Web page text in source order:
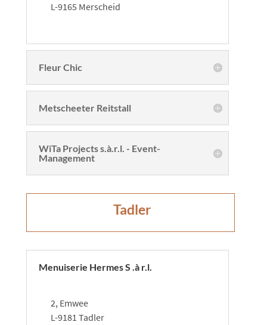
L-9165 Merscheid
Fleur Chic
Metscheeter Reitstall
WiTa Projects s.à.r.l. - Event-
Management
​​​Tadler
Menuiserie Hermes S .à r.l.
2, Emwee
L-9181 Tadler